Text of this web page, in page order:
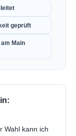
geprüft
Main
Wahl kann ich